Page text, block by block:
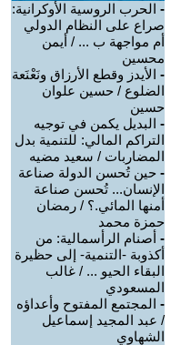
- الحرب الروسية الأوكرانية:
صراع على النظام الدولي
أم مواجهة ب ... / أيمن
محسين
- الأيدز وقطع الأرزاق ونَعْنَعة
الضلوع / حسين علوان
حسين
- البديل يكمن في توجيه
التراكم المالي: للتنمية بدل
المضاربات / سعيد مضيه
- حين تُحسن الدولة صناعة
الإنسان... تُحسن صناعة
أمنها المائي.؟ / رمضان
حمزة محمد
- أصنام الرأسمالية: من
أكذوبة -التنمية- إلى حظيرة
البقاء الحيو ... / غالب
المسعودي
- المجتمع المفتوح وأعداؤه
/ عبد المجيد إسماعيل
الشهاوي